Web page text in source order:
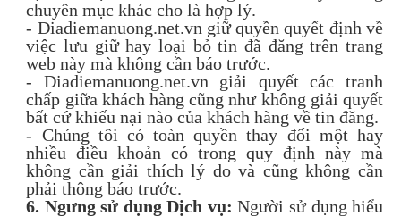
chuyên mục khác cho là hợp lý.
- Diadiemanuong.net.vn giữ quyền quyết định về
việc lưu giữ hay loại bỏ tin đã đăng trên trang
web này mà không cần báo trước.
- Diadiemanuong.net.vn giải quyết các tranh
chấp giữa khách hàng cũng như không giải quyết
bất cứ khiếu nại nào của khách hàng về tin đăng.
- Chúng tôi có toàn quyền thay đổi một hay
nhiều điều khoản có trong quy định này mà
không cần giải thích lý do và cũng không cần
phải thông báo trước.
6. Ngưng sử dụng Dịch vụ: Người sử dụng hiểu